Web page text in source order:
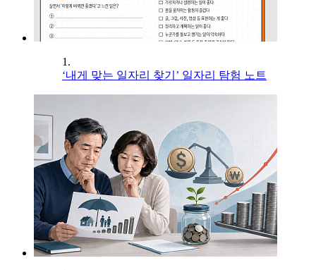
1.
‘내게 맞는 일자리 찾기’ 일자리 탐험 노트